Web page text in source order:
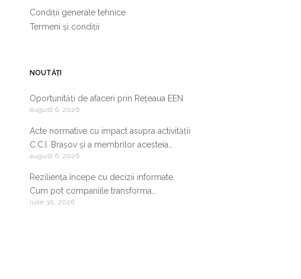
Condiții generale tehnice
Termeni și condiții
NOUTĂȚI
Oportunități de afaceri prin Rețeaua EEN
august 6, 2026
Acte normative cu impact asupra activității
C.C.I. Brașov și a membrilor acesteia
29.07.2026-05.08.2026
august 6, 2026
Reziliența începe cu decizii informate.
Cum pot companiile transforma
informația de business într-un avantaj
iulie 30, 2026